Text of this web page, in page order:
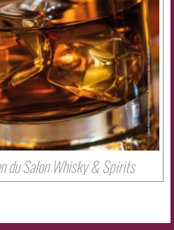
du Salon Whisky & Spirits